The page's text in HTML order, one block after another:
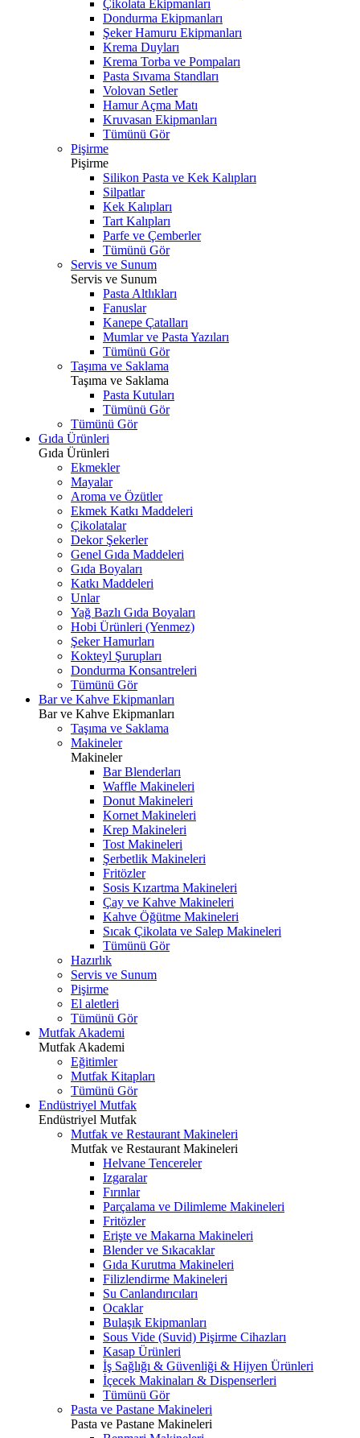
Çikolata Ekipmanları
Dondurma Ekipmanları
Şeker Hamuru Ekipmanları
Krema Duyları
Krema Torba ve Pompaları
Pasta Sıvama Standları
Volovan Setler
Hamur Açma Matı
Kruvasan Ekipmanları
Tümünü Gör
Pişirme
Pişirme
Silikon Pasta ve Kek Kalıpları
Silpatlar
Kek Kalıpları
Tart Kalıpları
Parfe ve Çemberler
Tümünü Gör
Servis ve Sunum
Servis ve Sunum
Pasta Altlıkları
Fanuslar
Kanepe Çatalları
Mumlar ve Pasta Yazıları
Tümünü Gör
Taşıma ve Saklama
Taşıma ve Saklama
Pasta Kutuları
Tümünü Gör
Tümünü Gör
Gıda Ürünleri
Gıda Ürünleri
Ekmekler
Mayalar
Aroma ve Özütler
Ekmek Katkı Maddeleri
Çikolatalar
Dekor Şekerler
Genel Gıda Maddeleri
Gıda Boyaları
Katkı Maddeleri
Unlar
Yağ Bazlı Gıda Boyaları
Hobi Ürünleri (Yenmez)
Şeker Hamurları
Kokteyl Şurupları
Dondurma Konsantreleri
Tümünü Gör
Bar ve Kahve Ekipmanları
Bar ve Kahve Ekipmanları
Taşıma ve Saklama
Makineler
Makineler
Bar Blenderları
Waffle Makineleri
Donut Makineleri
Kornet Makineleri
Krep Makineleri
Tost Makineleri
Şerbetlik Makineleri
Fritözler
Sosis Kızartma Makineleri
Çay ve Kahve Makineleri
Kahve Öğütme Makineleri
Sıcak Çikolata ve Salep Makineleri
Tümünü Gör
Hazırlık
Servis ve Sunum
Pişirme
El aletleri
Tümünü Gör
Mutfak Akademi
Mutfak Akademi
Eğitimler
Mutfak Kitapları
Tümünü Gör
Endüstriyel Mutfak
Endüstriyel Mutfak
Mutfak ve Restaurant Makineleri
Mutfak ve Restaurant Makineleri
Helvane Tencereler
Izgaralar
Fırınlar
Parçalama ve Dilimleme Makineleri
Fritözler
Erişte ve Makarna Makineleri
Blender ve Sıkacaklar
Gıda Kurutma Makineleri
Filizlendirme Makineleri
Su Canlandırıcıları
Ocaklar
Bulaşık Ekipmanları
Sous Vide (Suvid) Pişirme Cihazları
Kasap Ürünleri
İş Sağlığı & Güvenliği & Hijyen Ürünleri
İçecek Makinaları & Dispenserleri
Tümünü Gör
Pasta ve Pastane Makineleri
Pasta ve Pastane Makineleri